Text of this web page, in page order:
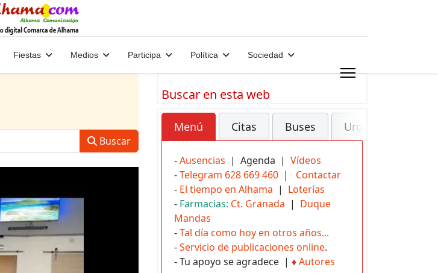
Fiestas Medios Participa Política Sociedad
Buscar
Buscar en esta web
Menú Citas Buses Urgencias
-Ausencias | Agenda | Vídeos
-Telegram 628 669 460 | Contactar
- El tiempo en Alhama | Loterías
- Farmacias: Ct. Granada | Duque
Mandas
-Tal día como hoy en otros años...
-Servicio de publicaciones online.
- Tu apoyo se agradece | ♦Autores